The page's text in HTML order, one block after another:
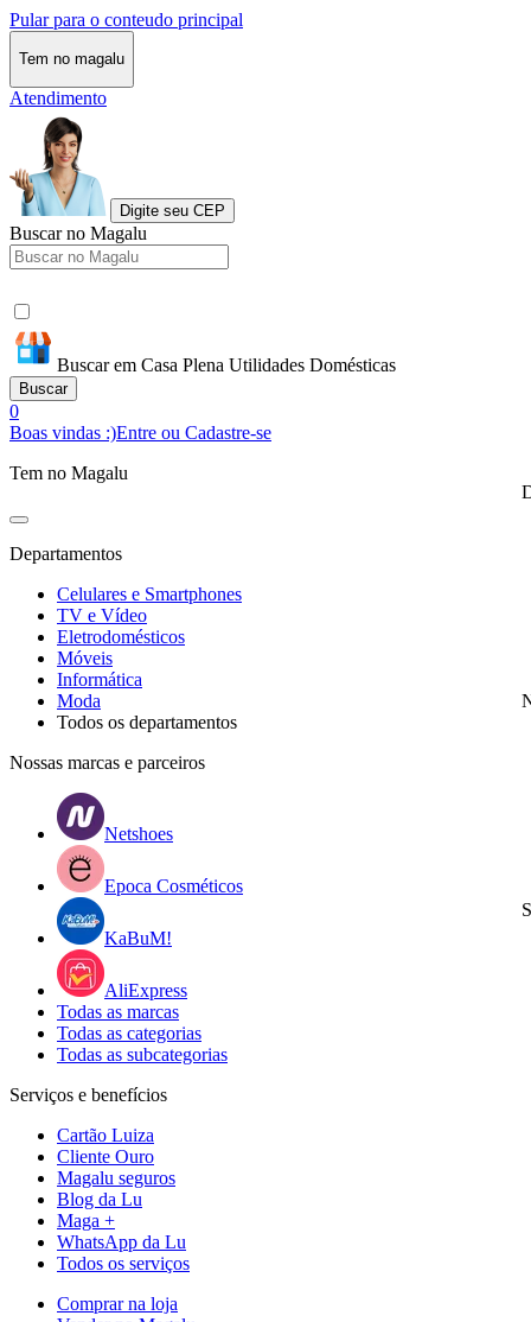
Pular para o conteudo principal
Tem no magalu
Atendimento
Digite seu CEP
Buscar no Magalu
Buscar em Casa Plena Utilidades Domésticas
Buscar
0
Boas vindas :)Entre ou Cadastre-se
Tem no Magalu
Departamentos
Celulares e Smartphones
TV e Vídeo
Eletrodomésticos
Móveis
Informática
Moda
Todos os departamentos
Nossas marcas e parceiros
Netshoes
Epoca Cosméticos
KaBuM!
AliExpress
Todas as marcas
Todas as categorias
Todas as subcategorias
Serviços e benefícios
Cartão Luiza
Cliente Ouro
Magalu seguros
Blog da Lu
Maga +
WhatsApp da Lu
Todos os serviços
Comprar na loja